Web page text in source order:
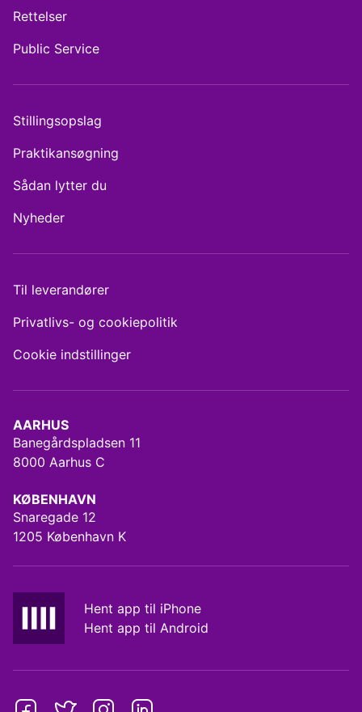
AARHUS
Banegårdspladsen 11
8000 Aarhus C
KØBENHAVN
Snaregade 12
1205 København K
Hent app til iPhone
Hent app til Android
Rettelser
Public Service
Stillingsopslag
Praktikansøgning
Sådan lytter du
Nyheder
Til leverandører
Privatlivs- og cookiepolitik
Cookie indstillinger